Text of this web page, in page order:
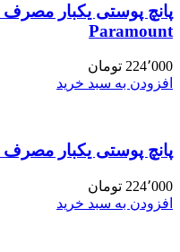
Paramount
224٬000 تومان
افزودن به سبد خرید
پانچ پوستی یکبار مصرف 4m 4-PUNCH Paramount
224٬000 تومان
افزودن به سبد خرید